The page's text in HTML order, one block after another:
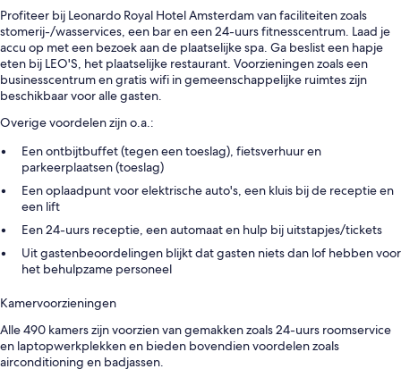
Profiteer bij Leonardo Royal Hotel Amsterdam van faciliteiten zoals
stomerij-/wasservices, een bar en een 24-uurs fitnesscentrum. Laad je
accu op met een bezoek aan de plaatselijke spa. Ga beslist een hapje
eten bij LEO'S, het plaatselijke restaurant. Voorzieningen zoals een
businesscentrum en gratis wifi in gemeenschappelijke ruimtes zijn
beschikbaar voor alle gasten.
Overige voordelen zijn o.a.:
Een ontbijtbuffet (tegen een toeslag), fietsverhuur en
parkeerplaatsen (toeslag)
Een oplaadpunt voor elektrische auto's, een kluis bij de receptie en
een lift
Een 24-uurs receptie, een automaat en hulp bij uitstapjes/tickets
Uit gastenbeoordelingen blijkt dat gasten niets dan lof hebben voor
het behulpzame personeel
Kamervoorzieningen
Alle 490 kamers zijn voorzien van gemakken zoals 24-uurs roomservice
en laptopwerkplekken en bieden bovendien voordelen zoals
airconditioning en badjassen.